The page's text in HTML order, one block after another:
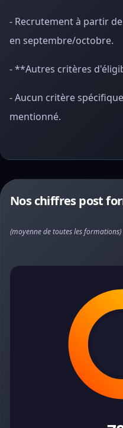
- Recrutement à partir
en septembre/octobre.
- **Autres critères
- Aucun critère
mentionné.
Nos chiffres post
(moyenne de toutes les formations)